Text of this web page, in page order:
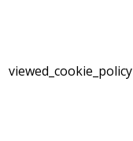
viewed_cookie_policy